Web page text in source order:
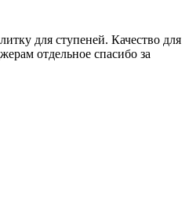
для ступеней. Качество для
отдельное спасибо за